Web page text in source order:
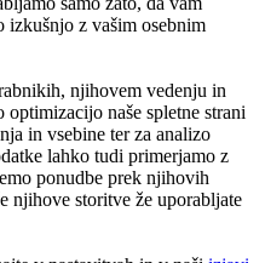
izkušnjo z vašim osebnim
njihovem vedenju in
naše spletne strani
in vsebine ter za analizo
lahko tudi primerjamo z
ponudbe prek njihovih
njihove storitve že uporabljate